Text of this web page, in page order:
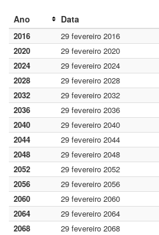
Ano Data
2016
29 fevereiro 2016
2020
29 fevereiro 2020
2024
29 fevereiro 2024
2028
29 fevereiro 2028
2032
29 fevereiro 2032
2036
29 fevereiro 2036
2040
29 fevereiro 2040
2044
29 fevereiro 2044
2048
29 fevereiro 2048
2052
29 fevereiro 2052
2056
29 fevereiro 2056
2060
29 fevereiro 2060
2064
29 fevereiro 2064
2068
29 fevereiro 2068